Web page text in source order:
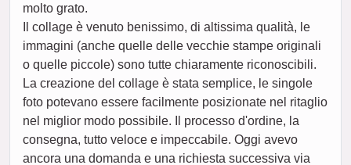
molto grato.
Il collage è venuto benissimo, di altissima qualità, le
immagini (anche quelle delle vecchie stampe originali
o quelle piccole) sono tutte chiaramente riconoscibili.
La creazione del collage è stata semplice, le singole
foto potevano essere facilmente posizionate nel ritaglio
nel miglior modo possibile. Il processo d'ordine, la
consegna, tutto veloce e impeccabile. Oggi avevo
ancora una domanda e una richiesta successiva via